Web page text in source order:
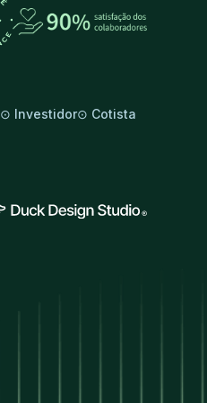
⊙ Investidor⊙ Cotista